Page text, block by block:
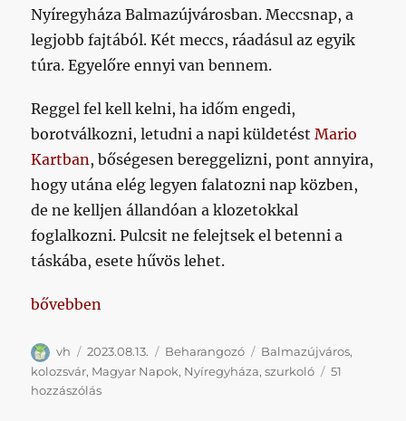
Nyíregyháza Balmazújvárosban. Meccsnap, a
legjobb fajtából. Két meccs, ráadásul az egyik
túra. Egyelőre ennyi van bennem.
Reggel fel kell kelni, ha időm engedi,
borotválkozni, letudni a napi küldetéstMario
Kartban, bőségesen bereggelizni, pont annyira,
hogy utána elég legyen falatozni nap közben,
de ne kelljen állandóan a klozetokkal
foglalkozni. Pulcsit ne felejtsek el betenni a
táskába, esete hűvös lehet.
„Nem nagyon lesz értelmes poszt a Nyíregyháza
bővebben
Szerző
vh Közzétéve
2023.08.13. Kategória
Beharangozó Címke
Balmazújváros,
kolozsvár, Magyar Napok, Nyíregyháza,szurkoló
51
hozzászólásNem